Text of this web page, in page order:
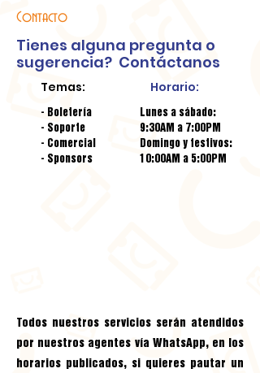
Contacto
Tienes alguna pregunta o
sugerencia? Contáctanos
Temas:
- Boletería
- Soporte
- Comercial
- Sponsors
Horario:
Lunes a sábado:
9:30AM a 7:00PM
Domingo y festivos:
10:00AM a 5:00PM
Todos nuestros servicios serán atendidos
por nuestros agentes vía WhatsApp, en los
horarios publicados, si quieres pautar un